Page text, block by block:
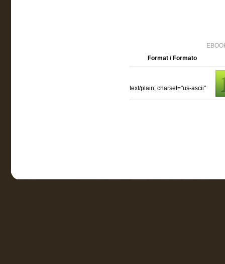
Format / Formato
text/plain; charset="us-ascii"